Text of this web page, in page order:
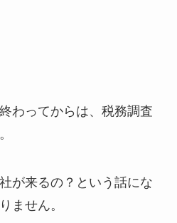
わってからは、税務調査
が来るの？という話にな
ません。